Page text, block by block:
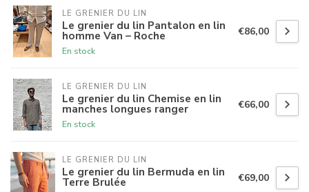
LE GRENIER DU LIN
Le grenier du lin Pantalon en lin
homme Van – Roche
En stock
€86,00
LE GRENIER DU LIN
Le grenier du lin Chemise en lin
manches longues ranger
En stock
€66,00
LE GRENIER DU LIN
Le grenier du lin Bermuda en lin
Terre Brulée €69,00